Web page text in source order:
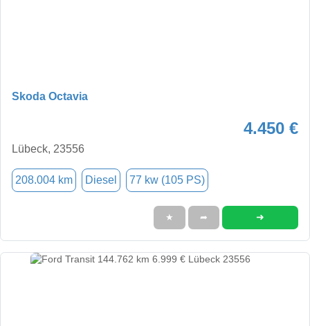
Skoda Octavia
4.450 €
Lübeck, 23556
208.004 km Diesel 77 kw (105 PS)
★ ➦ ➜